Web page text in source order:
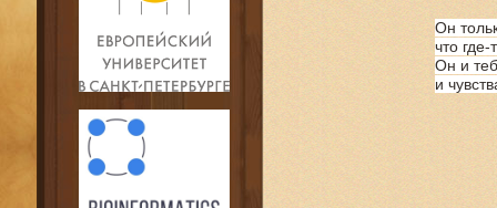
Он
что где-
Он и
и